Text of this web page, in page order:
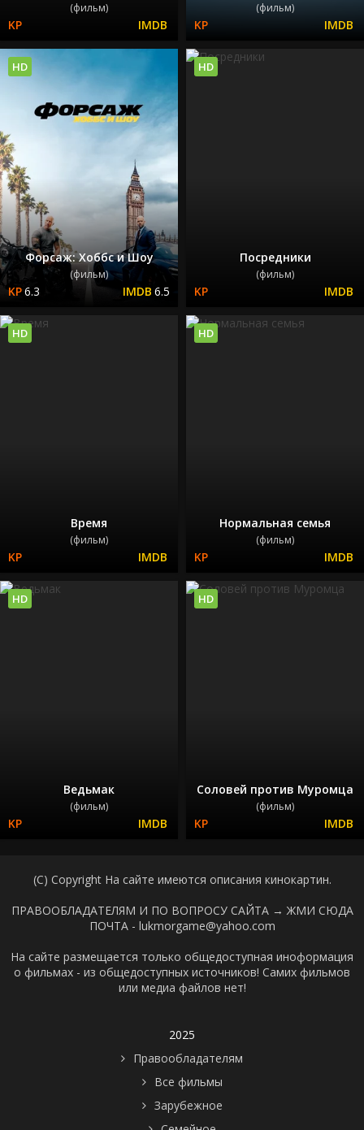
(фильм) (фильм)
Форсаж: Хоббс и Шоу
(фильм)
6.3 6.5
HD
Посредники
(фильм)
HD
Время
(фильм)
HD
Нормальная семья
(фильм)
HD
Ведьмак
(фильм)
HD
Соловей против Муромца
(фильм)
HD
(C) Copyright На сайте имеются описания кинокартин.
ПРАВООБЛАДАТЕЛЯМ И ПО ВОПРОСУ САЙТА → ЖМИ СЮДА
ПОЧТА - lukmorgame@yahoo.com
На сайте размещается только общедоступная иноформация
о фильмах - из общедоступных источников! Самих фильмов
или медиа файлов нет!
2025
Правообладателям
Все фильмы
Зарубежное